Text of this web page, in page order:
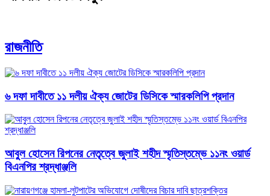
রাজনীতি
৬ দফা দাবীতে ১১ দলীয় ঐক্য জোটের ডিসিকে স্মারকলিপি প্রদান
আবু্ল হোসেন রিপনের নেতৃত্বে জুলাই শহীদ স্মৃতিস্তম্ভে ১১নং ওয়ার্ড
বিএনপির শ্রদ্ধাঞ্জলি